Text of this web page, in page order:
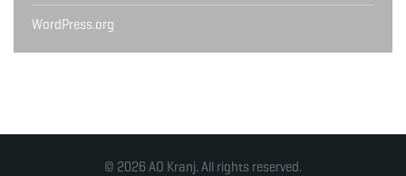
WordPress.org
© 2026 AO Kranj. All rights reserved.